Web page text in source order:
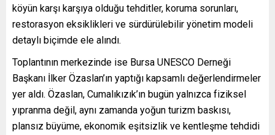
köyün karşı karşıya olduğu tehditler, koruma sorunları,
restorasyon eksiklikleri ve sürdürülebilir yönetim modeli
detaylı biçimde ele alındı.
Toplantının merkezinde ise Bursa UNESCO Derneği
Başkanı İlker Özaslan’ın yaptığı kapsamlı değerlendirmeler
yer aldı. Özaslan, Cumalıkızık’ın bugün yalnızca fiziksel
yıpranma değil, aynı zamanda yoğun turizm baskısı,
plansız büyüme, ekonomik eşitsizlik ve kentleşme tehdidi